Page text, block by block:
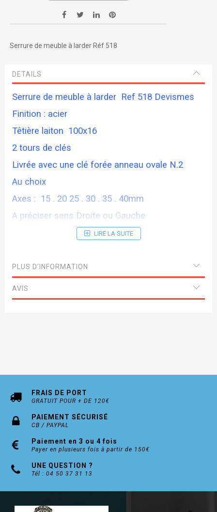
Serrure de meuble à larder Réf 518
DETAILS
Serrure de meuble à larder Ref 518 Devismes
Finition : acier
Têtière laiton 100x16
2 tours de clés
Livrée avec une clé forée anneau ovale N.2
Au choix
Axes : 15 . 20 25 . 30 . 35 . 40mm
A préciser sens Droite ou Gauche
LIRE LA SUITE
PLUS D’INFORMATION
AVIS
FRAIS DE PORT
GRATUIT POUR + DE 120€
PAIEMENT SÉCURISÉ
CB / PAYPAL
Paiement en 3 ou 4 fois
Payer en plusieurs fois à partir de 150€
UNE QUESTION ?
Tél : 04 50 37 31 13